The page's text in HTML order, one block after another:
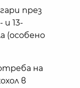
през
и 13-
(особено
на
в